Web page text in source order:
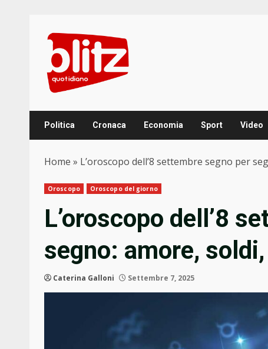
content
Politica Cronaca Economia Sport Video
Home » L’oroscopo dell’8 settembre segno per
Oroscopo Oroscopo del giorno
L’oroscopo dell’8
segno: amore,
Caterina Galloni Settembre 7, 2025